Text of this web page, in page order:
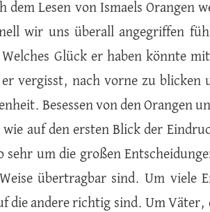
dem Lesen von Ismaels Orangen
wir uns überall angegriffen
Glück er haben könnte
vergisst, nach vorne zu blicken
Besessen von den Orangen
auf den ersten Blick der
sehr um die großen
übertragbar sind. Um viele
die andere richtig sind. Um